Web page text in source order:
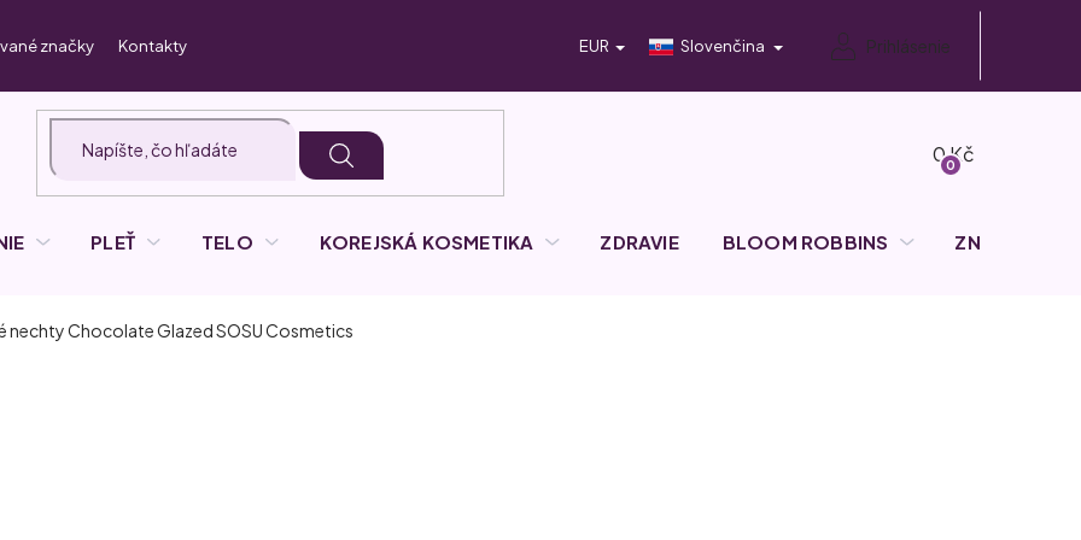
značky Kontakty EUR Slovenčina Prihlásenie
Nákupný
košík
PLEŤ TELO KOREJSKÁ KOSMETIKA ZDRAVIE BLOOM ROBBINS ZNAČKY
nechty Chocolate GlazedSOSU Cosmetics